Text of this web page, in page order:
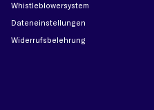
Whistleblowersystem
Dateneinstellungen
Widerrufsbelehrung